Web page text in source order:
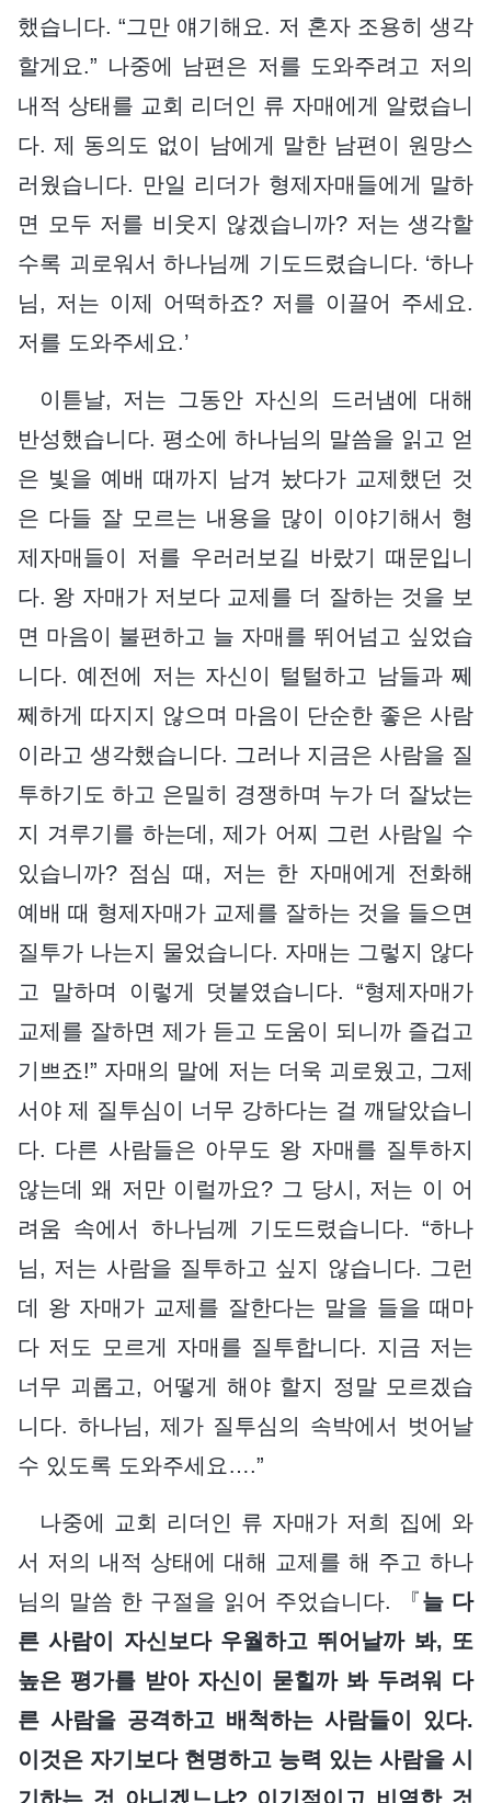
했습니다. “그만 얘기해요. 저 혼자 조용히 생각
할게요.” 나중에 남편은 저를 도와주려고 저의
내적 상태를 교회 리더인 류 자매에게 알렸습니
다. 제 동의도 없이 남에게 말한 남편이 원망스
러웠습니다. 만일 리더가 형제자매들에게 말하
면 모두 저를 비웃지 않겠습니까? 저는 생각할
수록 괴로워서 하나님께 기도드렸습니다. ‘하나
님, 저는 이제 어떡하죠? 저를 이끌어 주세요.
저를 도와주세요.’
이튿날, 저는 그동안 자신의 드러냄에 대해
반성했습니다. 평소에 하나님의 말씀을 읽고 얻
은 빛을 예배 때까지 남겨 놨다가 교제했던 것
은 다들 잘 모르는 내용을 많이 이야기해서 형
제자매들이 저를 우러러보길 바랐기 때문입니
다. 왕 자매가 저보다 교제를 더 잘하는 것을 보
면 마음이 불편하고 늘 자매를 뛰어넘고 싶었습
니다. 예전에 저는 자신이 털털하고 남들과 쩨
쩨하게 따지지 않으며 마음이 단순한 좋은 사람
이라고 생각했습니다. 그러나 지금은 사람을 질
투하기도 하고 은밀히 경쟁하며 누가 더 잘났는
지 겨루기를 하는데, 제가 어찌 그런 사람일 수
있습니까? 점심 때, 저는 한 자매에게 전화해
예배 때 형제자매가 교제를 잘하는 것을 들으면
질투가 나는지 물었습니다. 자매는 그렇지 않다
고 말하며 이렇게 덧붙였습니다. “형제자매가
교제를 잘하면 제가 듣고 도움이 되니까 즐겁고
기쁘죠!” 자매의 말에 저는 더욱 괴로웠고, 그제
서야 제 질투심이 너무 강하다는 걸 깨달았습니
다. 다른 사람들은 아무도 왕 자매를 질투하지
않는데 왜 저만 이럴까요? 그 당시, 저는 이 어
려움 속에서 하나님께 기도드렸습니다. “하나
님, 저는 사람을 질투하고 싶지 않습니다. 그런
데 왕 자매가 교제를 잘한다는 말을 들을 때마
다 저도 모르게 자매를 질투합니다. 지금 저는
너무 괴롭고, 어떻게 해야 할지 정말 모르겠습
니다. 하나님, 제가 질투심의 속박에서 벗어날
수 있도록 도와주세요….”
나중에 교회 리더인 류 자매가 저희 집에 와
서 저의 내적 상태에 대해 교제를 해 주고 하나
님의 말씀 한 구절을 읽어 주었습니다. 『늘 다
른 사람이 자신보다 우월하고 뛰어날까 봐, 또
높은 평가를 받아 자신이 묻힐까 봐 두려워 다
른 사람을 공격하고 배척하는 사람들이 있다.
이것은 자기보다 현명하고 능력 있는 사람을 시
기하는 것 아니겠느냐? 이기적이고 비열한 것